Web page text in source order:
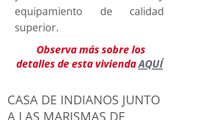
equipamiento de calidad
superior.
Observa más sobre los
detalles de esta viviendaAQUÍ
CASA DE INDIANOS JUNTO
A LAS MARISMAS DE